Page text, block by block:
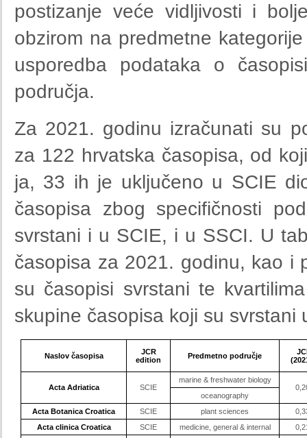
postizanje veće vidljivosti i
obzirom na predmetne
usporedba podataka o
područja.
Za 2021. godinu izračunati su
za 122 hrvatska časopisa, od
ja, 33 ih je uključeno u SCIE
časopisa zbog specifičnosti
svrstani i u SCIE, i u SSCI. U
časopisa za 2021. godinu, kao i
su časopisi svrstani te
skupine časopisa koji su svrstani
Naslov časopisa
JCR
edition
Predmetno područje
Acta Adriatica SCIE
marine & freshwater biology
oceanography
Acta Botanica Croatica
SCIE plant sciences
Acta clinica Croatica
SCIE medicine, general & internal